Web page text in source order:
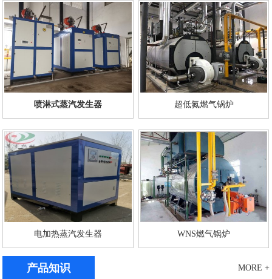
喷淋式蒸汽发生器 超低氮燃气锅炉
电加热蒸汽发生器 WNS燃气锅炉
产品知识 MORE +